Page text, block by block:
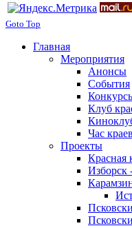
Goto Top
Главная
Мероприятия
Анонсы
События
Клуб
Час
Проекты
Красная
Изборск